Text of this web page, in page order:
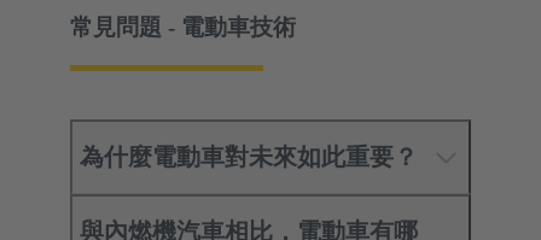
常見問題 - 電動車技術
為什麼電動車對未來如此重要？
與內燃機汽車相比，電動車有哪